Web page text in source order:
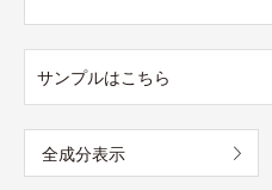
サンプルはこちら
全成分表示